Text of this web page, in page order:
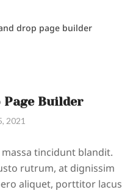
drop page builder
Page Builder
2021
tincidunt blandit.
rutrum, at dignissim
aliquet, porttitor lacus